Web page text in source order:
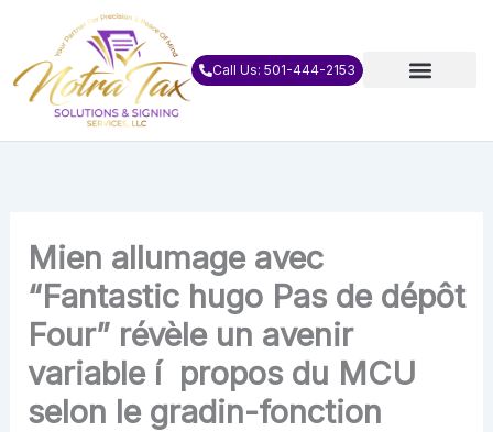
content
Call Us: 501-444-2153
Mien allumage avec
“Fantastic hugo Pas de dépôt
Four” révèle un avenir
variable í propos du MCU
selon le gradin-fonction